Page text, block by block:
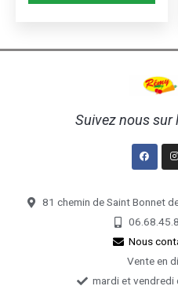
Suivez nous sur
81 chemin de Saint Bonnet
Nous
Vente en
mardi et vendredi